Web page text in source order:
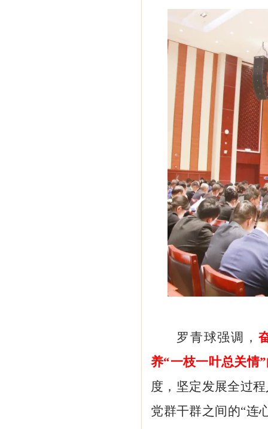
罗青球强调，
养“一枝一叶总关情
度，坚定发展全过
党群干群之间的“连